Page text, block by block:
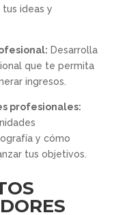
ideas y
Desarrolla
que te permita
ingresos.
profesionales:
y cómo
tus objetivos.